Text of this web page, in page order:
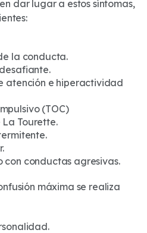
dar lugar a estos síntomas,
la conducta.
atención e hiperactividad
(TOC)
La Tourette.
con conductas agresivas.
máxima se realiza